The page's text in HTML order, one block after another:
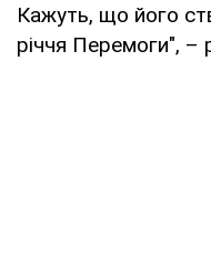
Кажуть, що його
річчя Перемоги", –